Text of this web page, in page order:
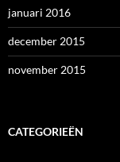
januari 2016
december 2015
november 2015
CATEGORIEËN